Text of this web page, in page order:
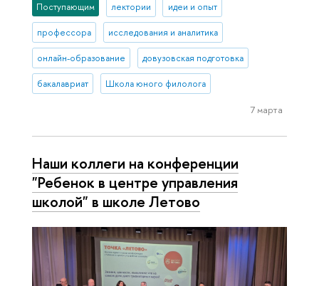
Поступающим лектории идеи и опыт
профессора исследования и аналитика
онлайн-образование довузовская подготовка
бакалавриат Школа юного филолога
7 марта
Наши коллеги на конференции
"Ребенок в центре управления
школой" в школе Летово